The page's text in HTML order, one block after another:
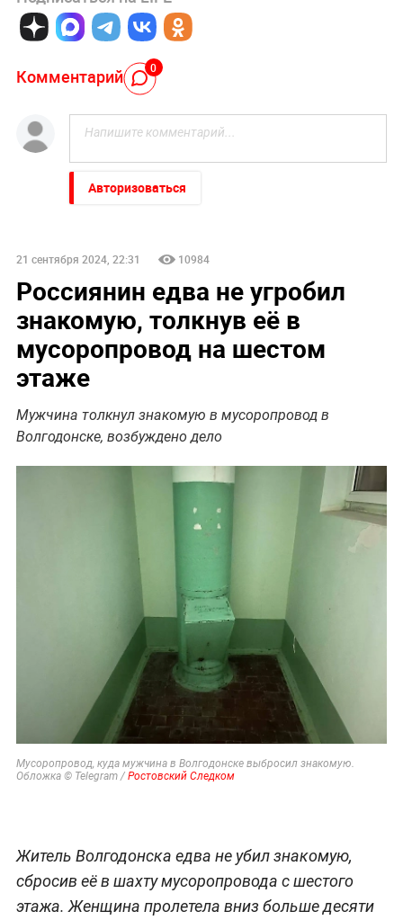
Комментарий 0
Авторизоваться
21 сентября 2024, 22:31 10984
Россиянин едва не угробил
знакомую, толкнув её в
мусоропровод на шестом
этаже
Мужчина толкнул знакомую в мусоропровод в
Волгодонске, возбуждено дело
Мусоропровод, куда мужчина в Волгодонске выбросил знакомую.
Обложка © Telegram / Ростовский Следком
Житель Волгодонска едва не убил знакомую,
сбросив её в шахту мусоропровода с шестого
этажа. Женщина пролетела вниз больше десяти